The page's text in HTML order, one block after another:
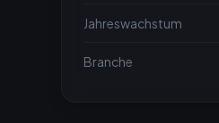
Jahreswachstum
Branche